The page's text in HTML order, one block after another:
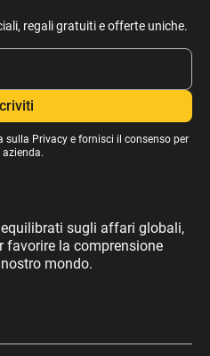
regali gratuiti e offerte uniche.
sulla Privacye fornisci il consenso per
sugli affari globali,
favorire la comprensione
mondo.